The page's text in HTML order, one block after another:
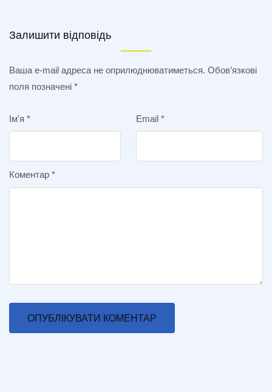
Залишити відповідь
Ваша e-mail адреса не оприлюднюватиметься. Обов’язкові
поля позначені *
Ім'я * Email *
Коментар *